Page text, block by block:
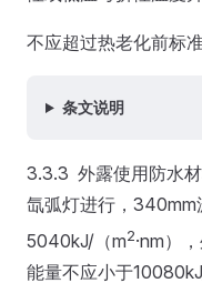
不应超过热老化前标
条文说明
3.3.3 外露使用防水
氙弧灯进行，340mm
5040kJ/（m2·nm）
能量不应小于